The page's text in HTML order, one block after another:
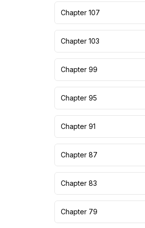
Chapter 107
Chapter 103
Chapter 99
Chapter 95
Chapter 91
Chapter 87
Chapter 83
Chapter 79